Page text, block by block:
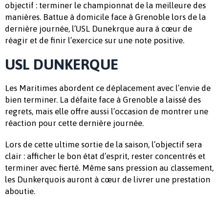
objectif : terminer le championnat de la meilleure des
manières. Battue à domicile face à Grenoble lors de la
dernière journée, l’USL Dunekrque aura à cœur de
réagir et de finir l’exercice sur une note positive.
USL DUNKERQUE
Les Maritimes abordent ce déplacement avec l’envie de
bien terminer. La défaite face à Grenoble a laissé des
regrets, mais elle offre aussi l’occasion de montrer une
réaction pour cette dernière journée.
Lors de cette ultime sortie de la saison, l’objectif sera
clair : afficher le bon état d’esprit, rester concentrés et
terminer avec fierté. Même sans pression au classement,
les Dunkerquois auront à cœur de livrer une prestation
aboutie.